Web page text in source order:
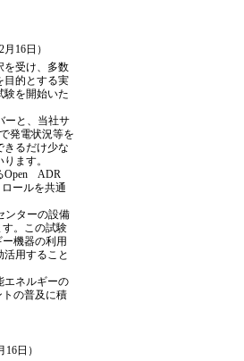
16日）
を受け、多数
目的とする実
験を開始いた
ーと、当社サ
発電状況等を
きるだけ少な
ます。
Open ADR
ールを共通
ンターの設備
。この試験
機器の利用
用すること
エネルギーの
の普及に積
日）